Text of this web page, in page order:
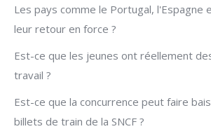
Les pays comme le Portugal, l'Espagne
leur retour en force ?
Est-ce que les jeunes ont réellement
travail ?
Est-ce que la concurrence peut faire
billets de train de la SNCF ?